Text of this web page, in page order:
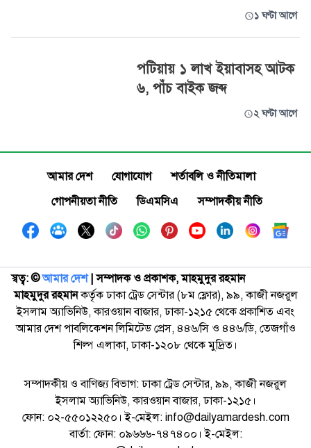
১ ঘণ্টা আগে
পটিয়ায় ১ লাখ ইয়াবাসহ আটক
৬, পাঁচ বাইক জব্দ
২ ঘণ্টা আগে
আমার দেশ যোগাযোগ
শর্তাবলি ও নীতিমালা
গোপনীয়তা নীতি
ডিএমসিএ সম্পাদকীয় নীতি
স্বত্ব: ©️আমার দেশ| সম্পাদক ও প্রকাশক, মাহমুদুর রহমান
মাহমুদুর রহমানকর্তৃক ঢাকা ট্রেড সেন্টার (৮ম ফ্লোর), ৯৯, কাজী নজরুল
ইসলাম অ্যাভিনিউ, কারওয়ান বাজার, ঢাকা-১২১৫ থেকে প্রকাশিত এবং
আমার দেশ পাবলিকেশন লিমিটেড প্রেস, ৪৪৬/সি ও ৪৪৬/ডি, তেজগাঁও
শিল্প এলাকা, ঢাকা-১২০৮ থেকে মুদ্রিত।
সম্পাদকীয় ও বাণিজ্য বিভাগ: ঢাকা ট্রেড সেন্টার, ৯৯, কাজী নজরুল
ইসলাম অ্যাভিনিউ, কারওয়ান বাজার, ঢাকা-১২১৫।
ফোন: ০২-৫৫০১২২৫০। ই-মেইল: info@dailyamardesh.com
বার্তা: ফোন: ০৯৬৬৬-৭৪৭৪০০। ই-মেইল: